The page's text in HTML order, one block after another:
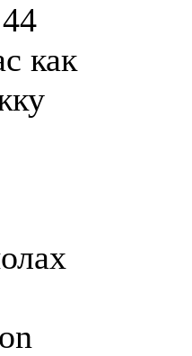
как
on